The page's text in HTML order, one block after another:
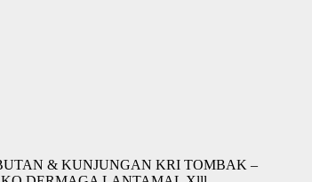
& KUNJUNGAN KRI TOMBAK –